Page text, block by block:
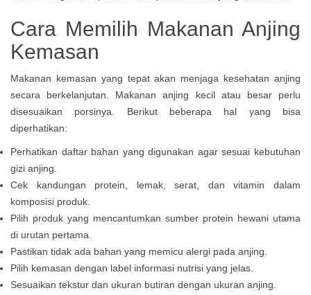
Cara Memilih Makanan Anjing
Kemasan
Makanan kemasan yang tepat akan menjaga kesehatan anjing
secara berkelanjutan. Makanan anjing kecil atau besar perlu
disesuaikan porsinya. Berikut beberapa hal yang bisa
diperhatikan:
Perhatikan daftar bahan yang digunakan agar sesuai kebutuhan
gizi anjing.
Cek kandungan protein, lemak, serat, dan vitamin dalam
komposisi produk.
Pilih produk yang mencantumkan sumber protein hewani utama
di urutan pertama.
Pastikan tidak ada bahan yang memicu alergi pada anjing.
Pilih kemasan dengan label informasi nutrisi yang jelas.
Sesuaikan tekstur dan ukuran butiran dengan ukuran anjing.